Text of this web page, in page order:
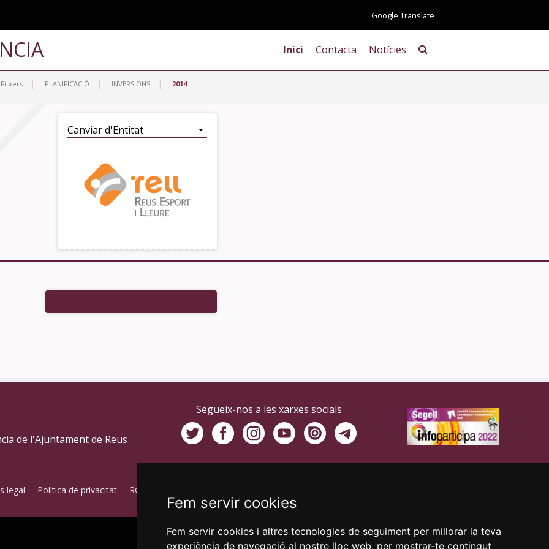
Fem servir cookies
Fem servir cookies i altres tecnologies de seguiment per millorar la teva
experiència de navegació al nostre lloc web, per mostrar-te contingut
Inici Contacta Notícies
Fitxers PLANIFICACIÓ INVERSIONS 2014
de l'Ajuntament de Reus
Segueix-nos a les xarxes socials
legal Política de privacitat RGPD